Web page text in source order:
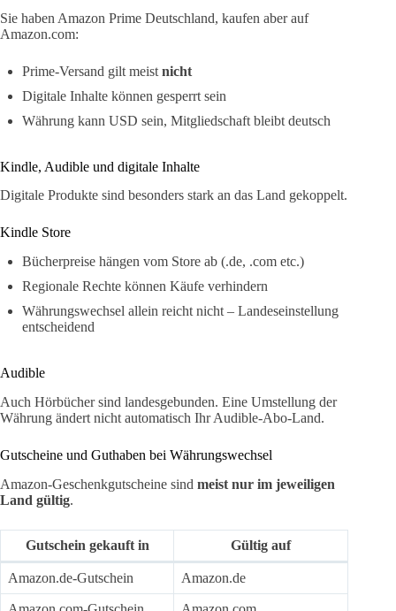
Sie haben Amazon Prime Deutschland, kaufen aber auf
Amazon.com:
Prime-Versand gilt meist nicht
Digitale Inhalte können gesperrt sein
Währung kann USD sein, Mitgliedschaft bleibt deutsch
Kindle, Audible und digitale Inhalte
Digitale Produkte sind besonders stark an das Land gekoppelt.
Kindle Store
Bücherpreise hängen vom Store ab (.de, .com etc.)
Regionale Rechte können Käufe verhindern
Währungswechsel allein reicht nicht – Landeseinstellung
entscheidend
Audible
Auch Hörbücher sind landesgebunden. Eine Umstellung der
Währung ändert nicht automatisch Ihr Audible-Abo-Land.
Gutscheine und Guthaben bei Währungswechsel
Amazon-Geschenkgutscheine sind meist nur im jeweiligen
Land gültig.
Gutschein gekauft in Gültig auf
Amazon.de-Gutschein Amazon.de